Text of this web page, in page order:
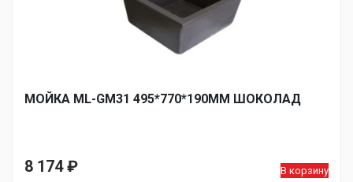
МОЙКА ML-GM31 495*770*190ММ ШОКОЛАД
8 174₽ В корзину